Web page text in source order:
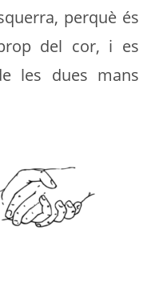
perquè és
del cor, i es
les dues mans